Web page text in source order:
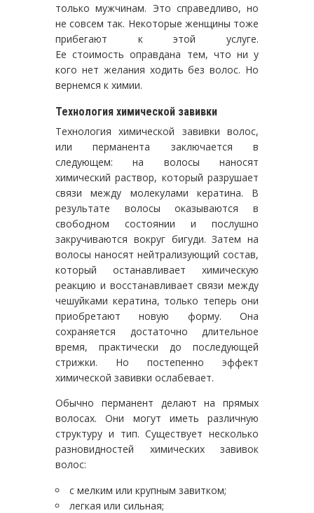
только мужчинам. Это справедливо, но
не совсем так. Некоторые женщины тоже
прибегают к этой услуге.
Ее стоимость оправдана тем, что ни у
кого нет желания ходить без волос. Но
вернемся к химии.
Технология химической завивки
Технология химической завивки волос,
или перманента заключается в
следующем: на волосы наносят
химический раствор, который разрушает
связи между молекулами кератина. В
результате волосы оказываются в
свободном состоянии и послушно
закручиваются вокруг бигуди. Затем на
волосы наносят нейтрализующий состав,
который останавливает химическую
реакцию и восстанавливает связи между
чешуйками кератина, только теперь они
приобретают новую форму. Она
сохраняется достаточно длительное
время, практически до последующей
стрижки. Но постепенно эффект
химической завивки ослабевает.
Обычно перманент делают на прямых
волосах. Они могут иметь различную
структуру и тип. Существует несколько
разновидностей химических завивок
волос:
с мелким или крупным завитком;
легкая или сильная;